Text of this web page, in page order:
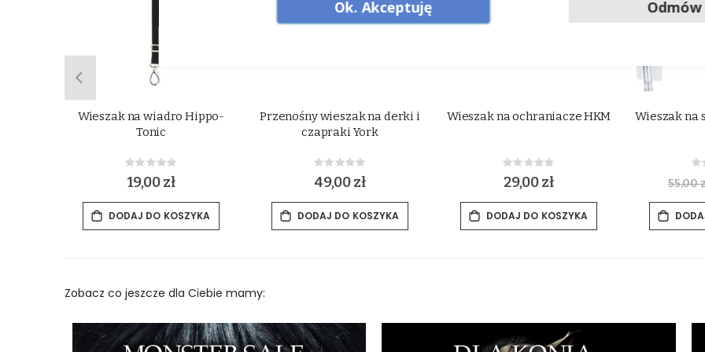
Wieszak na wiadro Hippo-
Tonic
Rating:
0%
19,00 zł
DODAJ DO KOSZYKA
Przenośny wieszak na derki i
czapraki York
Rating:
0%
49,00 zł
DODAJ DO KOSZYKA
Wieszak na ochraniacze HKM
Rating:
0%
29,00 zł
DODAJ DO KOSZYKA
Wieszak na
55,00
Zobacz co jeszcze dla Ciebie mamy:
Ok. Akceptuję Odmów